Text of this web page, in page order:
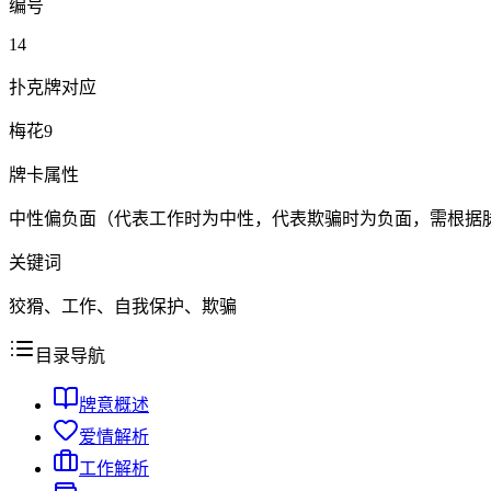
编号
14
扑克牌对应
梅花9
牌卡属性
中性偏负面（代表工作时为中性，代表欺骗时为负面，需根据
关键词
狡猾、工作、自我保护、欺骗
目录导航
牌意概述
爱情解析
工作解析